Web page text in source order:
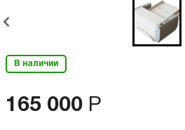
В наличии
165 000 Р